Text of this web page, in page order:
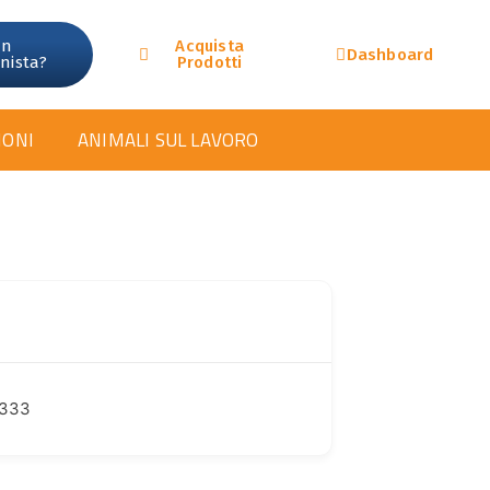
Acquista
Prodotti
Dashboard
ANIMALI SUL LAVORO